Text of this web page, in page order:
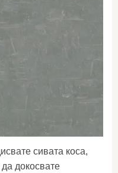
сивата коса,
докосвате